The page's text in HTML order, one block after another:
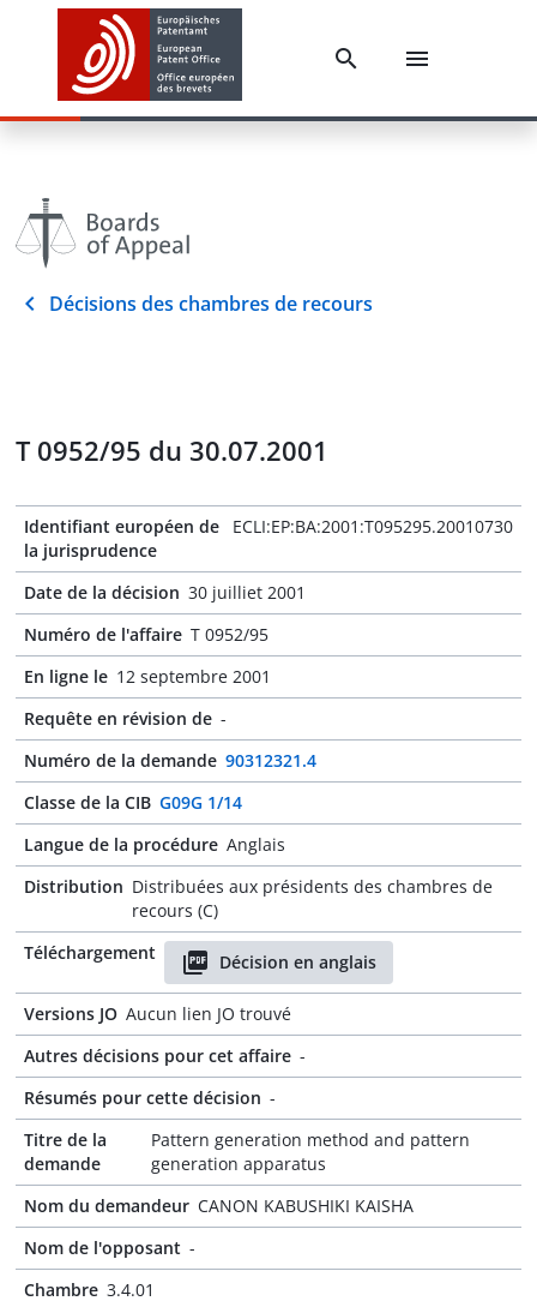
Décisions des chambres de recours
T 0952/95 du 30.07.2001
Identifiant européen de
la jurisprudence
ECLI:EP:BA:2001:T095295.20010730
Date de la décision 30 juilliet 2001
Numéro de l'affaire T 0952/95
En ligne le 12 septembre 2001
Requête en révision de -
Numéro de la demande 90312321.4
Classe de la CIB G09G 1/14
Langue de la procédure Anglais
Distribution Distribuées aux présidents des chambres de
recours (C)
Téléchargement
Décision en anglais
Versions JO Aucun lien JO trouvé
Autres décisions pour cet affaire -
Résumés pour cette décision -
Titre de la
demande
Pattern generation method and pattern
generation apparatus
Nom du demandeur CANON KABUSHIKI KAISHA
Nom de l'opposant -
Chambre 3.4.01